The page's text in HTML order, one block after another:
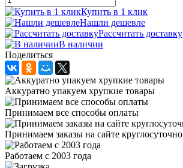
Купить в 1 клик
Нашли дешевле
Рассчитать доставку
В наличии
Поделиться
Аккуратно упакуем хрупкие товары
Принимаем все способы оплаты
Принимаем заказы на сайте круглосуточно
Работаем с 2003 года